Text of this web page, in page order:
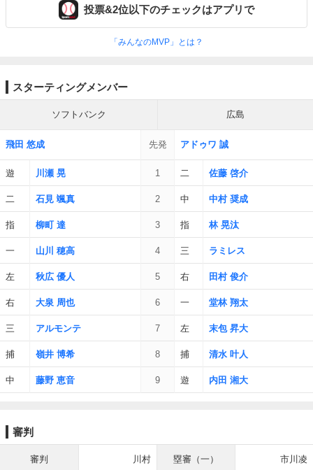
投票&2位以下のチェックはアプリで
「みんなのMVP」とは？
スターティングメンバー
ソフトバンク 広島
飛田 悠成 先発 アドゥワ 誠
遊 川瀬 晃 1 二 佐藤 啓介
二 石見 颯真 2 中 中村 奨成
指 柳町 達 3 指 林 晃汰
一 山川 穂高 4 三 ラミレス
左 秋広 優人 5 右 田村 俊介
右 大泉 周也 6 一 堂林 翔太
三 アルモンテ 7 左 末包 昇大
捕 嶺井 博希 8 捕 清水 叶人
中 藤野 恵音 9 遊 内田 湘大
審判
審判 川村 塁審（一） 市川凌